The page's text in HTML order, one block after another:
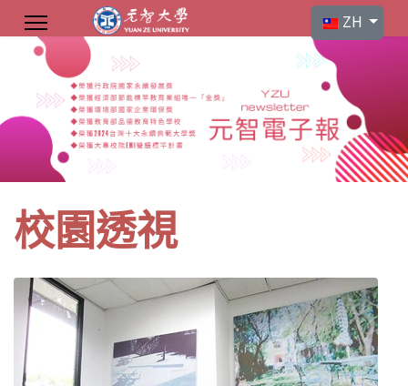
選擇你的語言
ZH
校園透視